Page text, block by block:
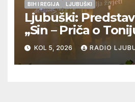
BIH I REGIJA LJUBUŠKI
Ljubuški:
„Sin – Priča o
Zdenka Hercega
KOL 5, 2026 RADIO